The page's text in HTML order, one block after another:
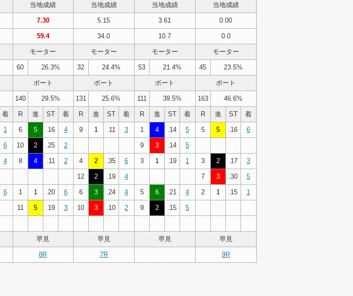
当地成績 当地成績 当地成績 当地成績
7.30 5.15 3.61 0.00
59.4 34.0 10.7 0.0
モーター モーター モーター モーター
60 26.3% 32 24.4% 53 21.4% 45 23.5%
ボート ボート ボート ボート
140 29.5% 131 25.6% 111 39.5% 163 46.6%
着 R 進 ST 着 R 進 ST 着 R 進 ST 着 R 進 ST 着
1 6 5 .16 4 9 1 .11 3 1 4 .14 5 5 5 .16 6
6 10 2 .25 2 9 3 .14 5
4 8 4 .11 2 4 2 .35 6 3 1 .19 1 3 2 .17 3
12 2 .19 4 7 3 .30 5
6 1 1 .20 6 6 3 .24 4 5 6 .21 4 2 1 .15 1
11 5 .19 3 10 3 .10 2 9 2 .15 5
早見 早見 早見 早見
8R 7R 9R